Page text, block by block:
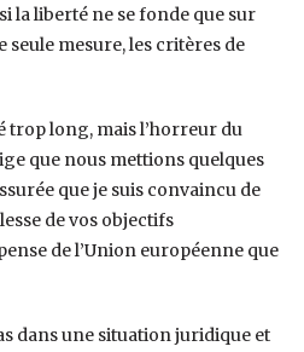
la liberté ne se fonde que sur
seule mesure, les critères de
trop long, mais l’horreur du
que nous mettions quelques
que je suis convaincu de
de vos objectifs
de l’Union européenne que
dans une situation juridique et